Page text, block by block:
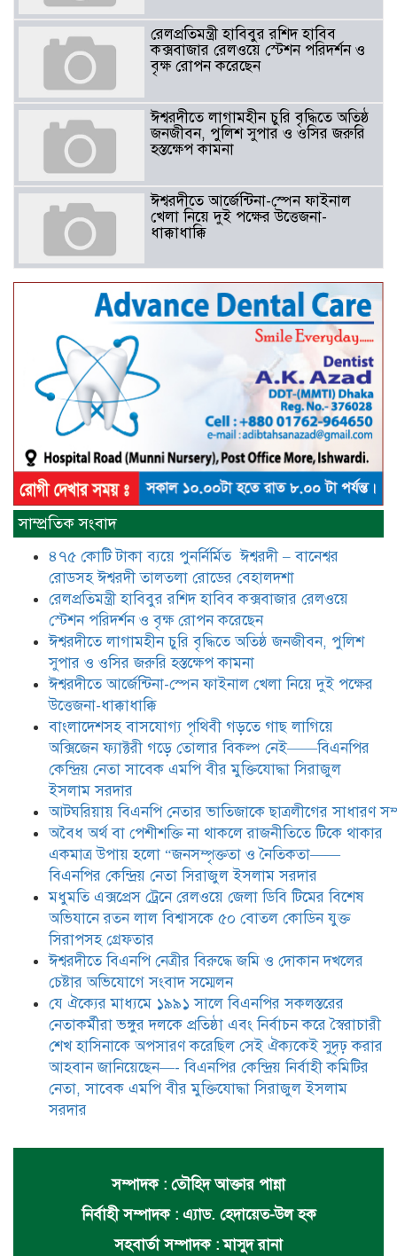
রেলপ্রতিমন্ত্রী হাবিবুর রশিদ হাবিব
কক্সবাজার রেলওয়ে স্টেশন পরিদর্শন ও
বৃক্ষ রোপন করেছেন
ঈশ্বরদীতে লাগামহীন চুরি বৃদ্ধিতে অতিষ্ঠ
জনজীবন, পুলিশ সুপার ও ওসির জরুরি
হস্তক্ষেপ কামনা ​
ঈশ্বরদীতে আর্জেন্টিনা-স্পেন ফাইনাল
খেলা নিয়ে দুই পক্ষের উত্তেজনা-
ধাক্কাধাক্কি
বাংলাদেশসহ বাসযোগ্য পৃথিবী গড়তে
গাছ লাগিয়ে অক্সিজেন ফ্যাক্টরী গড়ে
তোলার বিকল্প নেই——বিএনপির
কেন্দ্রিয় নেতা সাবেক এমপি বীর
মুক্তিযোদ্ধা সিরাজুল ইসলাম সরদার
আটঘরিয়ায় বিএনপি নেতার ভাতিজাকে ছাত্রলীগের সাধারণ
​​অবৈধ অর্থ বা পেশীশক্তি না থাকলে
রাজনীতিতে টিকে থাকার একমাত্র উপায়
বিএনপির কেন্দ্রিয় নেতা সিরাজুল ইসলাম
সরদার
মধুমতি এক্সপ্রেস ট্রেনে রেলওয়ে জেলা
ডিবি টিমের বিশেষ অভিযানে রতন লাল
বিশ্বাসকে ৫০ বোতল কোডিন যুক্ত
সিরাপসহ গ্রেফতার
ঈশ্বরদীতে বিএনপি নেত্রীর বিরুদ্ধে জমি ও
দোকান দখলের চেষ্টার অভিযোগে সংবাদ
সম্মেলন
যে ঐক্যের মাধ্যমে ১৯৯১ সালে
বিএনপির সকলস্তরের নেতাকর্মীরা ভঙ্গুর
দলকে প্রতিষ্ঠা এবং নির্বাচন করে
স্বৈরাচারী শেখ হাসিনাকে অপসারণ
করেছিল সেই ঐক্যকেই সুদৃঢ় করার
আহবান জানিয়েছেন—- বিএনপির কেন্দ্রিয় নির্বাহী কমিটির নেতা,
সাবেক এমপি বীর মুক্তিযোদ্ধা সিরাজুল ইসলাম সরদার
সাম্প্রতিক সংবাদ
৪৭৫ কোটি টাকা ব্যয়ে পুনর্নির্মিত ঈশ্বরদী – বানেশ্বর
রোডসহ ঈশ্বরদী তালতলা রোডের বেহালদশা
রেলপ্রতিমন্ত্রী হাবিবুর রশিদ হাবিব কক্সবাজার রেলওয়ে
স্টেশন পরিদর্শন ও বৃক্ষ রোপন করেছেন
ঈশ্বরদীতে লাগামহীন চুরি বৃদ্ধিতে অতিষ্ঠ জনজীবন, পুলিশ
সুপার ও ওসির জরুরি হস্তক্ষেপ কামনা ​
ঈশ্বরদীতে আর্জেন্টিনা-স্পেন ফাইনাল খেলা নিয়ে দুই পক্ষের
উত্তেজনা-ধাক্কাধাক্কি
বাংলাদেশসহ বাসযোগ্য পৃথিবী গড়তে গাছ লাগিয়ে
অক্সিজেন ফ্যাক্টরী গড়ে তোলার বিকল্প নেই——বিএনপির
কেন্দ্রিয় নেতা সাবেক এমপি বীর মুক্তিযোদ্ধা সিরাজুল
ইসলাম সরদার
আটঘরিয়ায় বিএনপি নেতার ভাতিজাকে ছাত্রলীগের সাধারণ
​​অবৈধ অর্থ বা পেশীশক্তি না থাকলে রাজনীতিতে টিকে থাকার
একমাত্র উপায় হলো “জনসম্পৃক্ততা ও নৈতিকতা——
বিএনপির কেন্দ্রিয় নেতা সিরাজুল ইসলাম সরদার
মধুমতি এক্সপ্রেস ট্রেনে রেলওয়ে জেলা ডিবি টিমের বিশেষ
অভিযানে রতন লাল বিশ্বাসকে ৫০ বোতল কোডিন যুক্ত
সিরাপসহ গ্রেফতার
ঈশ্বরদীতে বিএনপি নেত্রীর বিরুদ্ধে জমি ও দোকান দখলের
চেষ্টার অভিযোগে সংবাদ সম্মেলন
যে ঐক্যের মাধ্যমে ১৯৯১ সালে বিএনপির সকলস্তরের
নেতাকর্মীরা ভঙ্গুর দলকে প্রতিষ্ঠা এবং নির্বাচন করে স্বৈরাচারী
শেখ হাসিনাকে অপসারণ করেছিল সেই ঐক্যকেই সুদৃঢ় করার
আহবান জানিয়েছেন—- বিএনপির কেন্দ্রিয় নির্বাহী কমিটির
নেতা, সাবেক এমপি বীর মুক্তিযোদ্ধা সিরাজুল ইসলাম
সরদার
সম্পাদক : তৌহিদ আক্তার পান্না
নির্বাহী সম্পাদক : এ্যাড. হেদায়েত-উল হক
সহবার্তা সম্পাদক : মাসুদ রানা